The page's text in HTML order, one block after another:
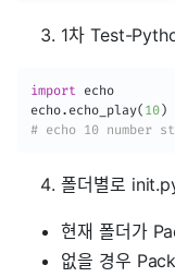
1차 Test-
import echo
echo. echo_play( 10 )
# echo 10 number
폴더별로
현재 폴더가
없을 경우